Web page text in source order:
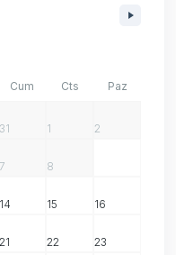
Cum Cts Paz
31 1 2
7 8
14 15 16
21 22 23